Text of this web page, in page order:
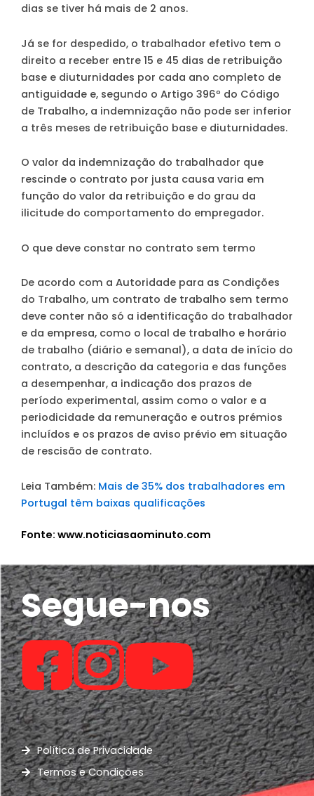
dias se tiver há mais de 2 anos.
Já se for despedido, o trabalhador efetivo tem o
direito a receber entre 15 e 45 dias de retribuição
base e diuturnidades por cada ano completo de
antiguidade e, segundo o Artigo 396º do Código
de Trabalho, a indemnização não pode ser inferior
a três meses de retribuição base e diuturnidades.
O valor da indemnização do trabalhador que
rescinde o contrato por justa causa varia em
função do valor da retribuição e do grau da
ilicitude do comportamento do empregador.
O que deve constar no contrato sem termo
De acordo com a Autoridade para as Condições
do Trabalho, um contrato de trabalho sem termo
deve conter não só a identificação do trabalhador
e da empresa, como o local de trabalho e horário
de trabalho (diário e semanal), a data de início do
contrato, a descrição da categoria e das funções
a desempenhar, a indicação dos prazos de
período experimental, assim como o valor e a
periodicidade da remuneração e outros prémios
incluídos e os prazos de aviso prévio em situação
de rescisão de contrato.
Leia Também: Mais de 35% dos trabalhadores em
Portugal têm baixas qualificações
Fonte: www.noticiasaominuto.com
Segue-nos
Política de Privacidade
Termos e Condições